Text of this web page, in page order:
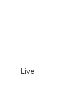
Live